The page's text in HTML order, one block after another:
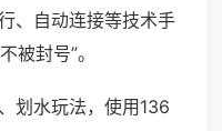
、自动连接等技术手
被封号”。
划水玩法，使用136